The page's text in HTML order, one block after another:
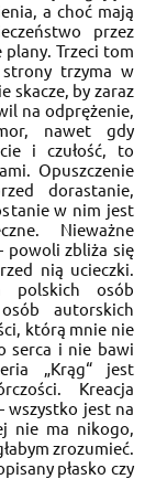
a choć mają
przez
Trzeci tom
trzyma w
skacze, by zaraz
na odprężenie,
nawet gdy
i czułość, to
Opuszczenie
dorastanie,
w nim jest
Nieważne
powoli zbliża się
nią ucieczki.
polskich osób
autorskich
którą mnie nie
serca i nie bawi
„Krąg“ jest
Kreacja
wszystko jest na
nie ma nikogo,
zrozumieć.
płasko czy